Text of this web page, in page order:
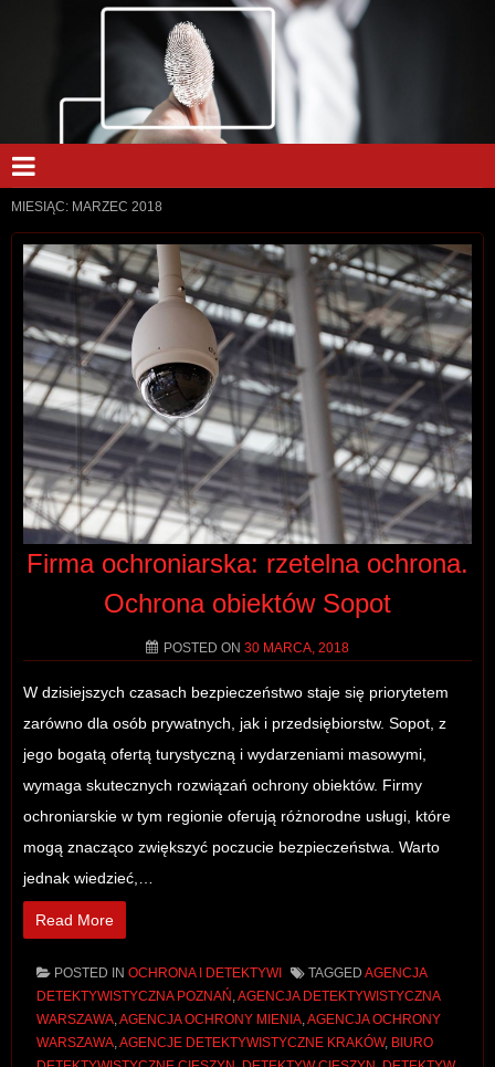
MIESIĄC: MARZEC 2018
Firma ochroniarska: rzetelna ochrona.
Ochrona obiektów Sopot
POSTED ON 30 MARCA, 2018
W dzisiejszych czasach bezpieczeństwo staje się priorytetem
zarówno dla osób prywatnych, jak i przedsiębiorstw. Sopot, z
jego bogatą ofertą turystyczną i wydarzeniami masowymi,
wymaga skutecznych rozwiązań ochrony obiektów. Firmy
ochroniarskie w tym regionie oferują różnorodne usługi, które
mogą znacząco zwiększyć poczucie bezpieczeństwa. Warto
jednak wiedzieć,…
Read More
POSTED IN OCHRONA I DETEKTYWI TAGGED AGENCJA
DETEKTYWISTYCZNA POZNAŃ AGENCJA DETEKTYWISTYCZNA
WARSZAWA AGENCJA OCHRONY MIENIA AGENCJA OCHRONY
WARSZAWA AGENCJE DETEKTYWISTYCZNE KRAKÓW, BIURO